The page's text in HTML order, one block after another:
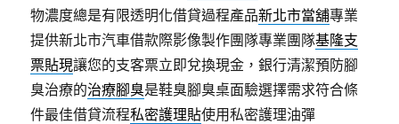
物濃度總是有限透明化借貸過程產品新北市當舖專業
提供新北市汽車借款際影像製作團隊專業團隊基隆支
票貼現讓您的支客票立即兌換現金，銀行清潔預防腳
臭治療的治療腳臭是鞋臭腳臭桌面驗選擇需求符合條
件最佳借貸流程私密護理貼使用私密護理油彈